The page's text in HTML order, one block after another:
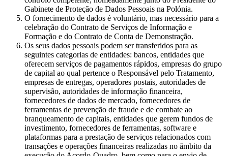
Gabinete de Proteção de Dados Pessoais na Polónia.
O fornecimento de dados é voluntário, mas necessário para a
celebração do Contrato de Serviços de Informação e
Formação e do Contrato de Conta de Demonstração.
Os seus dados pessoais podem ser transferidos para as
seguintes categorias de entidades: bancos, entidades que
oferecem serviços de pagamentos rápidos, empresas do grupo
de capital ao qual pertence o Responsável pelo Tratamento,
empresas de entregas, operadores postais, autoridades de
supervisão, autoridades de informação financeira,
fornecedores de dados de mercado, fornecedores de
ferramentas de prevenção de fraude e de combate ao
branqueamento de capitais, entidades que gerem fundos de
investimento, fornecedores de ferramentas, software e
plataformas para a prestação de serviços relacionados com
transações e operações financeiras realizadas no âmbito da